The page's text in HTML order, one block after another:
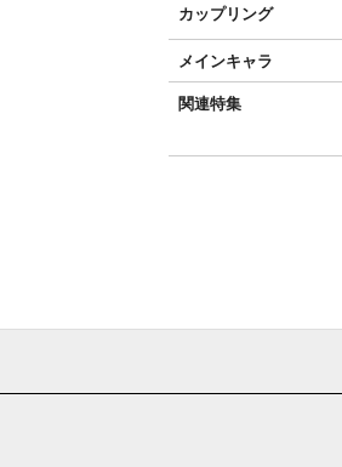
カップリング
メインキャラ
関連特集